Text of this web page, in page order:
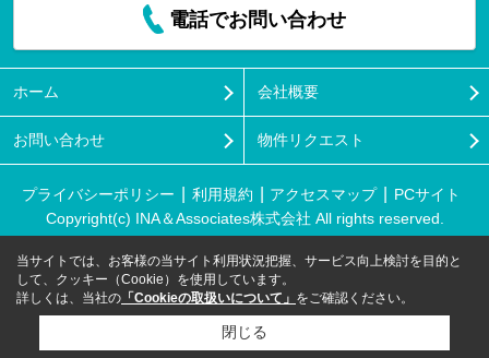
電話でお問い合わせ
ホーム 会社概要
お問い合わせ 物件リクエスト
プライバシーポリシー 利用規約 アクセスマップ
PCサイト
Copyright(c) INA＆Associates株式会社 All rights reserved.
当サイトでは、お客様の当サイト利用状況把握、サービス向上検討を目的と
して、クッキー（Cookie）を使用しています。
詳しくは、当社の 「Cookieの取扱いについて」 をご確認ください。
閉じる